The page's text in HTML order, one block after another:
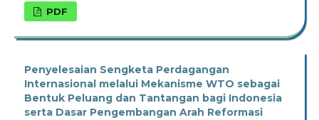
PDF
Penyelesaian Sengketa Perdagangan
Internasional melalui Mekanisme WTO sebagai
Bentuk Peluang dan Tantangan bagi Indonesia
serta Dasar Pengembangan Arah Reformasi